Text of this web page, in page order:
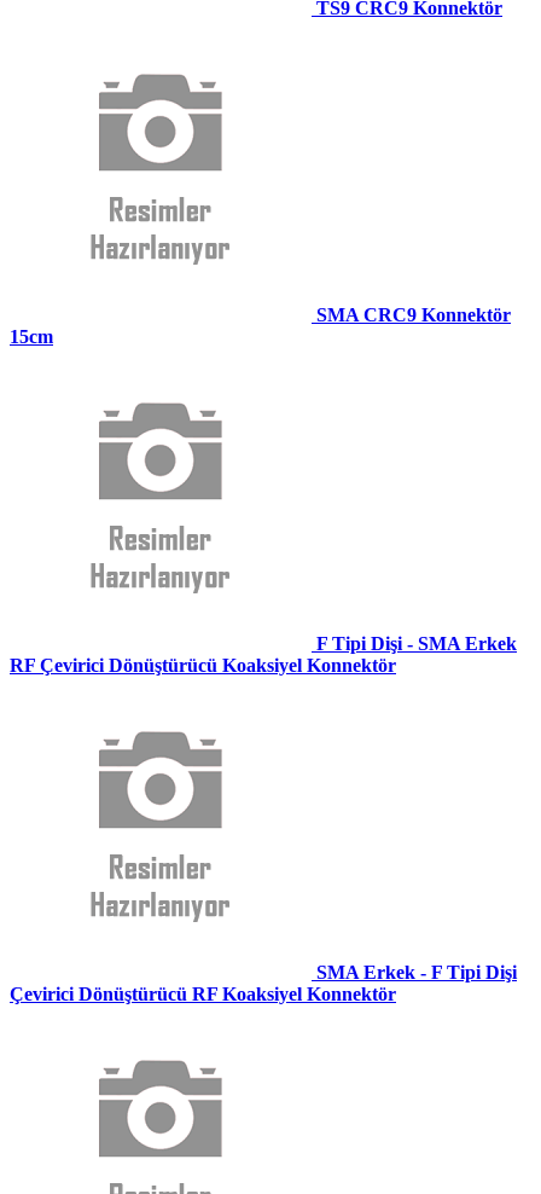
TS9 CRC9 Konnektör
SMA CRC9 Konnektör
15cm
F Tipi Dişi - SMA Erkek
RF Çevirici Dönüştürücü Koaksiyel Konnektör
SMA Erkek - F Tipi Dişi
Çevirici Dönüştürücü RF Koaksiyel Konnektör